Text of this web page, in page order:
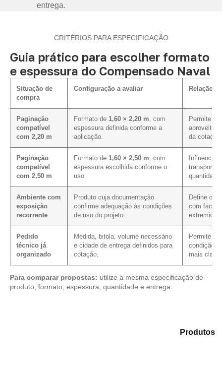
entrega.
CRITÉRIOS PARA ESPECIFICAÇÃO
Guia prático para escolher formato
e espessura do Compensado Naval
Situação de
compra
Configuração a avaliar Relação
Paginação
compatível
com 2,20 m
Formato de 1,60 × 2,20 m , com
espessura definida conforme a
aplicação.
Permite
da cotação.
Paginação
compatível
com 2,50 m
Formato de 1,60 × 2,50 m , com
espessura escolhida conforme o
uso.
Influencia
transporte,
Ambiente com
exposição
recorrente
Produto cuja documentação
confirme adequação às condições
de uso do projeto.
Define os
com
Pedido
técnico já
organizado
Medida, bitola, volume necessário
e cidade de entrega definidos para
cotação.
Permite
condição
mais
Para comparar propostas: utilize a mesma especificação de
produto, formato, espessura, quantidade e entrega.
Produtos